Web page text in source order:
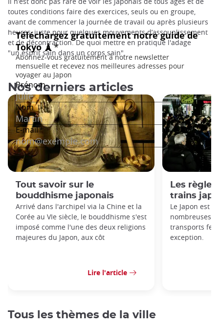
toutes conditions faire des exercices, seuls ou en groupe,
avant de commencer la journée de travail ou après plusieurs
heures, juste pour quelques mouvements d’assouplissement
et de décontraction. De quoi mettre en pratique l'adage
"un esprit sain dans un corps sain".
Nos derniers articles
Tout savoir sur le
bouddhisme japonais
Arrivé dans l'archipel via la Chine et la
Corée au VIe siècle, le bouddhisme s'est
imposé comme l'une des deux religions
majeures du Japon, aux côt
Lire l'article
Les
trains
Le Japon est
nombreuses
transports
exception.
Tous les thèmes de la ville